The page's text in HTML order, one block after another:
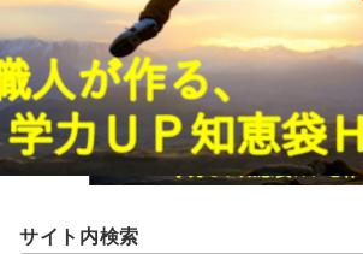
サイト内検索